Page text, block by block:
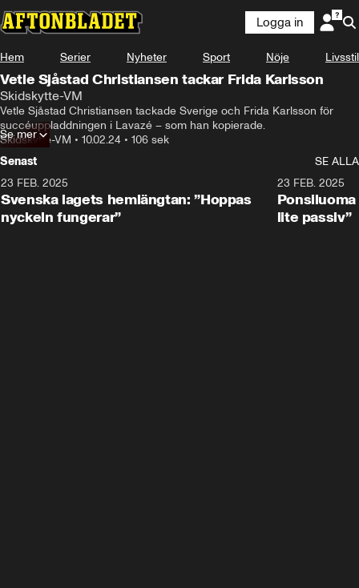
Logga in
Hem Serier Nyheter Sport Nöje Livsstil
Vetle Sjåstad Christiansen tackar Frida Karlsson
Skidskytte-VM
Vetle Sjåstad Christiansen tackade Sverige och Frida Karlsson för
succéuppladdningen i Lavazé – som han kopierade.
Skidskytte-VM • 10.02.24 • 106 sek
Se mer
Senast
SE ALLA
23 FEB. 2025
Svenska lagets hemlängtan: ”Hoppas
nyckeln fungerar”
23 FEB. 2025
lite passiv”